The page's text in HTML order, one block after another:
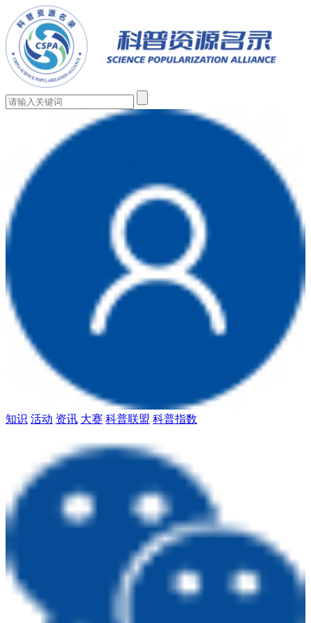
知识 活动 资讯 大赛 科普联盟 科普指数